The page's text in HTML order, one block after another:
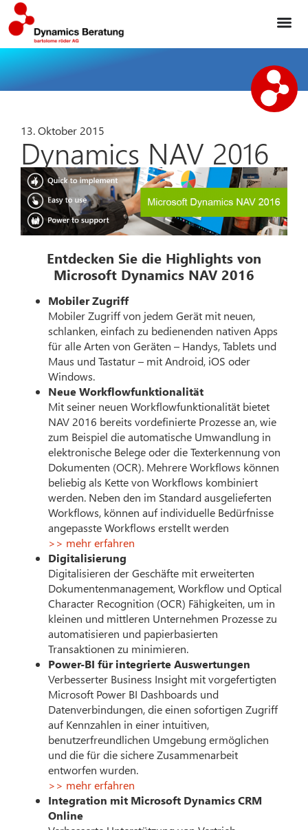
13. Oktober 2015
Dynamics NAV 2016
Entdecken Sie die Highlights von
Microsoft Dynamics NAV 2016
Mobiler Zugriff
Mobiler Zugriff von jedem Gerät mit neuen,
schlanken, einfach zu bedienenden nativen Apps
für alle Arten von Geräten – Handys, Tablets und
Maus und Tastatur – mit Android, iOS oder
Windows.
Neue Workflowfunktionalität
Mit seiner neuen Workflowfunktionalität bietet
NAV 2016 bereits vordefinierte Prozesse an, wie
zum Beispiel die automatische Umwandlung in
elektronische Belege oder die Texterkennung von
Dokumenten (OCR). Mehrere Workflows können
beliebig als Kette von Workflows kombiniert
werden. Neben den im Standard ausgelieferten
Workflows, können auf individuelle Bedürfnisse
angepasste Workflows erstellt werden
>> mehr erfahren
Digitalisierung
Digitalisieren der Geschäfte mit erweiterten
Dokumentenmanagement, Workflow und Optical
Character Recognition (OCR) Fähigkeiten, um in
kleinen und mittleren Unternehmen Prozesse zu
automatisieren und papierbasierten
Transaktionen zu minimieren.
Power-BI für integrierte Auswertungen
Verbesserter Business Insight mit vorgefertigten
Microsoft Power BI Dashboards und
Datenverbindungen, die einen sofortigen Zugriff
auf Kennzahlen in einer intuitiven,
benutzerfreundlichen Umgebung ermöglichen
und die für die sichere Zusammenarbeit
entworfen wurden.
>> mehr erfahren
Integration mit Microsoft Dynamics CRM
Online